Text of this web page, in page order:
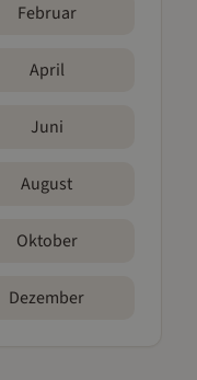
Februar
April
Juni
August
Oktober
Dezember